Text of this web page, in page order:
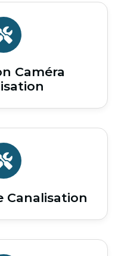
Caméra
Canalisation